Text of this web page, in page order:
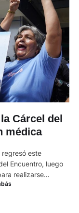
Cárcel del
médica
regresó este
Encuentro, luego
realizarse
en la
a un hospital